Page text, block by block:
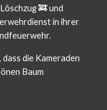
🚒 und
in ihrer
die Kameraden
Baum